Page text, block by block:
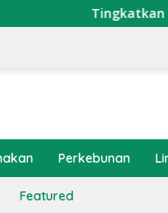
Ekonomi
Perkebunan
Featured